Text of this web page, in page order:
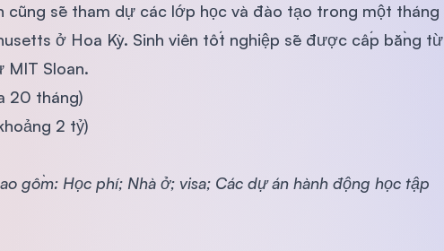
cũng sẽ tham dự các lớp học và đào tạo trong một tháng
ở Hoa Kỳ. Sinh viên tốt nghiệp sẽ được cấp bằng từ
MIT Sloan.
20 tháng)
2 tỷ)
gồm: Học phí; Nhà ở; visa; Các dự án hành động học tập